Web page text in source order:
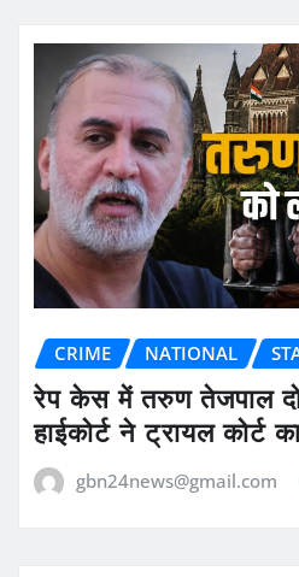
CRIME NATIONAL
रेप केस में तरुण तेजपाल
हाईकोर्ट ने ट्रायल कोर्ट
gbn24news@gmail.com